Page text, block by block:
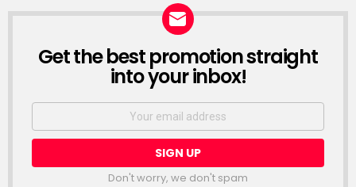
NEWSLETTER
Get the best promotion straight
into your inbox!
Email
Don't worry, we don't spam